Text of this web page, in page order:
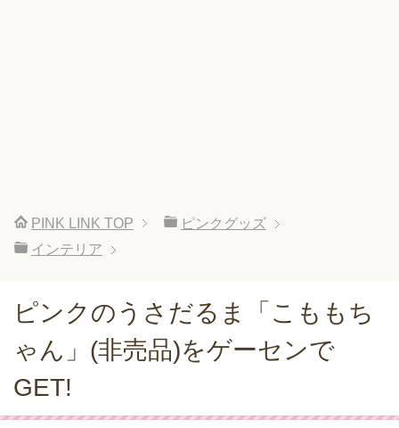
PINK LINK TOP
ピンクグッズ
インテリア
ピンクのうさだるま「こももち
ゃん」(非売品)をゲーセンで
GET!